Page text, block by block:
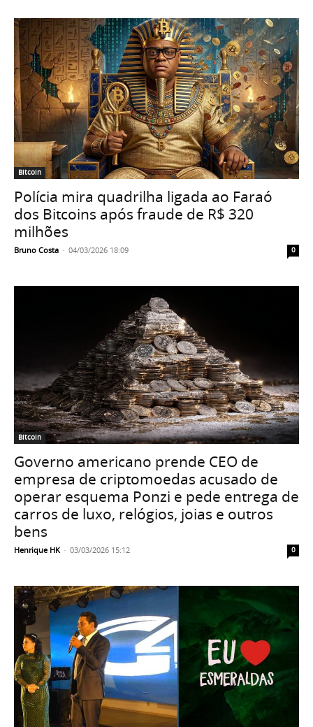
Bitcoin
Polícia mira quadrilha ligada ao Faraó
dos Bitcoins após fraude de R$ 320
milhões
Bruno Costa - 04/03/2026 18:09 0
Bitcoin
Governo americano prende CEO de
empresa de criptomoedas acusado de
operar esquema Ponzi e pede entrega de
carros de luxo, relógios, joias e outros
bens
Henrique HK - 03/03/2026 15:12 0